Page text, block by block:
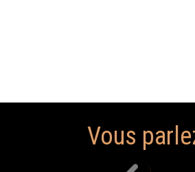
Vous
Sacré Soirée, + que Formidable